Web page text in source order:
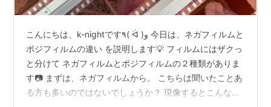
こんにちは、k-nightです٩( ᐛ )و 今日は、ネガフィルムと
ポジフィルムの違い を説明します💡 フィルムにはザクっ
と分けて ネガフィルムとポジフィルムの２種類がありま
す📷 まずは、ネガフィルムから。 こちらは聞いたことあ
る方も多いのではないでしょうか？ 現像するとこんな感